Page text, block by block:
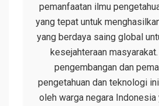
pemanfaatan ilmu
yang tepat untuk
yang berdaya saing global
kesejahteraan
pengembangan dan
pengetahuan dan teknologi
oleh warga negara